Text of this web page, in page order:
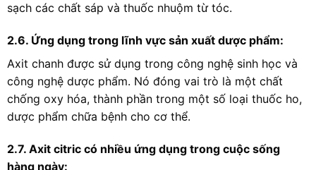
sạch các chất sáp và thuốc nhuộm từ tóc.
2.6. Ứng dụng trong lĩnh vực sản xuất dược phẩm:
Axit chanh được sử dụng trong công nghệ sinh học và
công nghệ dược phẩm. Nó đóng vai trò là một chất
chống oxy hóa, thành phần trong một số loại thuốc ho,
dược phẩm chữa bệnh cho cơ thể.
2.7. Axit citric có nhiều ứng dụng trong cuộc sống
hàng ngày: